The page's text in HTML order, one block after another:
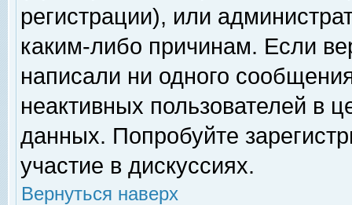
регистрации), или
каким-либо причинам. Если
написали ни одного
неактивных пользователей в
данных. Попробуйте
участие в дискуссиях.
Вернуться наверх